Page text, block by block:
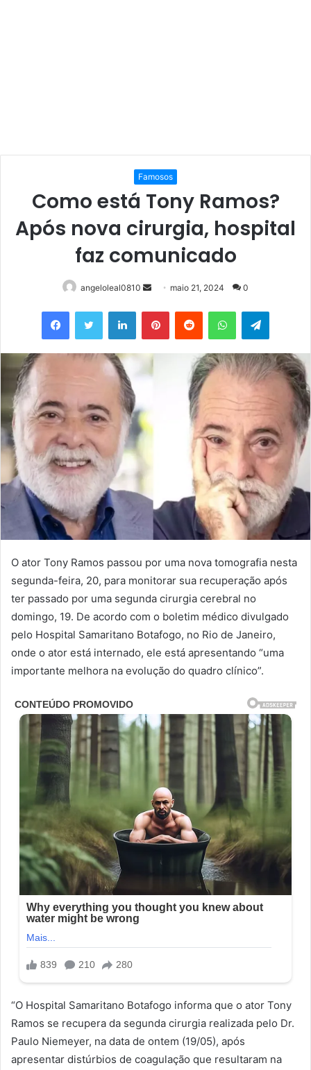
Famosos
Como está Tony Ramos?
Após nova cirurgia, hospital
faz comunicado
angeloleal0810
Mande
e-
maio 21, 2024 0
FacebookTwitter LinkedinPinterestReddit WhatsAppTelegram
O ator Tony Ramos passou por uma nova tomografia nesta
segunda-feira, 20, para monitorar sua recuperação após
ter passado por uma segunda cirurgia cerebral no
domingo, 19. De acordo com o boletim médico divulgado
pelo Hospital Samaritano Botafogo, no Rio de Janeiro,
onde o ator está internado, ele está apresentando “uma
importante melhora na evolução do quadro clínico”.
“O Hospital Samaritano Botafogo informa que o ator Tony
Ramos se recupera da segunda cirurgia realizada pelo Dr.
Paulo Niemeyer, na data de ontem (19/05), após
apresentar distúrbios de coagulação que resultaram na